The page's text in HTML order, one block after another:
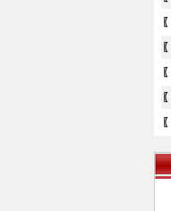
〖
〖
〖
〖
〖